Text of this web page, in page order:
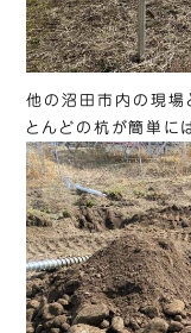
他の沼田市内の現場
とんどの杭が簡単に